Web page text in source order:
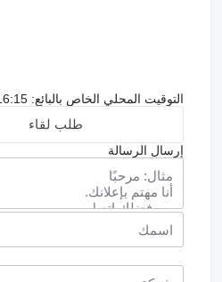
التوقيت المحلي الخاص بالبائع: 16:15 (CST)
طلب لقاء
إرسال الرسالة